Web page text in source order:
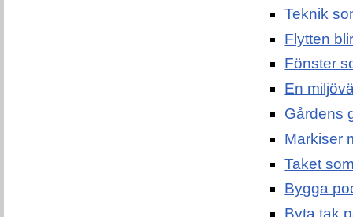
Teknik
Flytten
Fönster
En
Gårdens
Markiser
Taket
Bygga
Byta tak